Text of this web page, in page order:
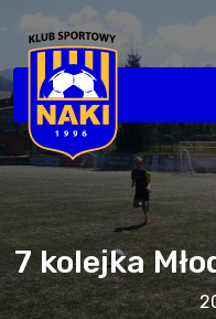
7 kolejka